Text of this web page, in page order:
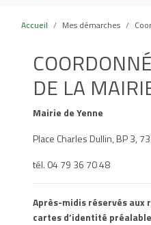
Accueil Mes démarches
DE LA
Mairie de Yenne
Place Charles Dullin, BP 3,
tél. 04 79 36 70 48
Après-midis réservés aux
cartes d’identité